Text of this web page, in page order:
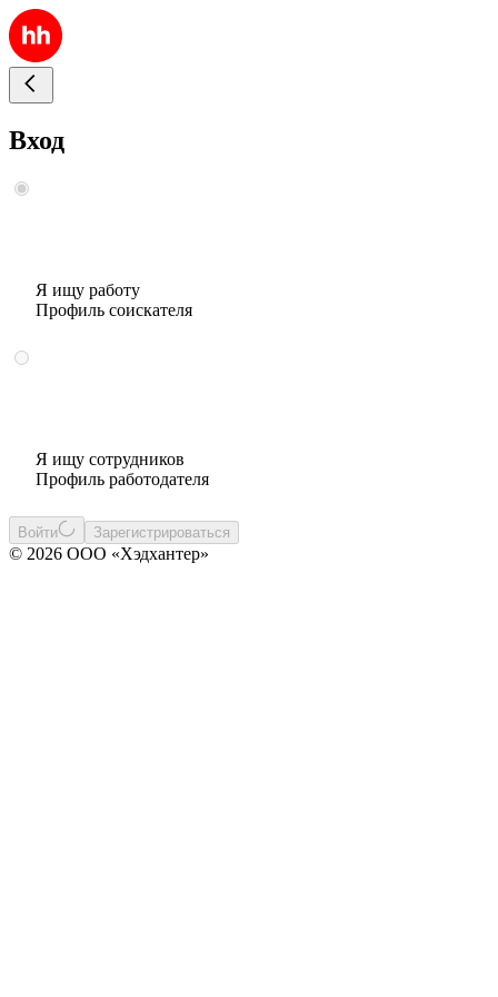
Вход
Я ищу работу
Профиль соискателя
Я ищу сотрудников
Профиль работодателя
Войти Зарегистрироваться
© 2026 ООО «Хэдхантер»